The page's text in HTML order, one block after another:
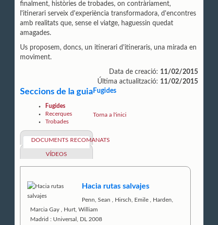
finalment, històries de trobades, on contràriament,
l'itinerari serveix d'experiència transformadora, d'encontres
amb realitats que, sense el viatge, haguessin quedat
amagades.
Us proposem, doncs, un itinerari d'itineraris, una mirada en
moviment.
Data de creació: 11/02/2015
Última actualització: 11/02/2015
Seccions de la guia
Fugides
Recerques
Trobades
Fugides
DOCUMENTS RECOMANATS
VÍDEOS
Hacia rutas salvajes
Penn, Sean Hirsch, Emile
Harden,
Marcia Gay
Hurt, William
Madrid : Universal, DL 2008
Torna a l'inici